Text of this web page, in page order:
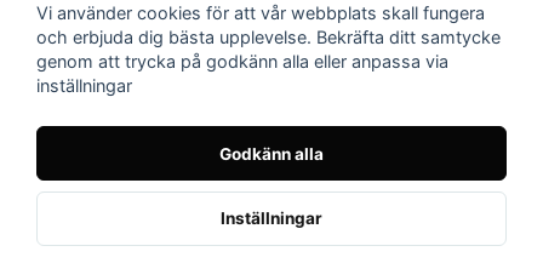
Följ oss
Facebook
Instagram
Vi använder cookies för att vår webbplats skall fungera
och erbjuda dig bästa upplevelse. Bekräfta ditt samtycke
genom att trycka på godkänn alla eller anpassa via
inställningar
Godkänn alla
Inställningar